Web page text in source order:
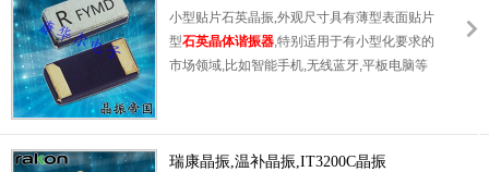
体谐振器
小型贴片石英晶振,外观尺寸具有薄型表面贴片
型石英晶体谐振器,特别适用于有小型化要求的
市场领域,比如智能手机,无线蓝牙,平板电脑等
在办公自动化,家电相关电器领域及
Bluetooth,WirelessLAN等短距离无线通信领
瑞康晶振,温补晶振,IT3200C晶振